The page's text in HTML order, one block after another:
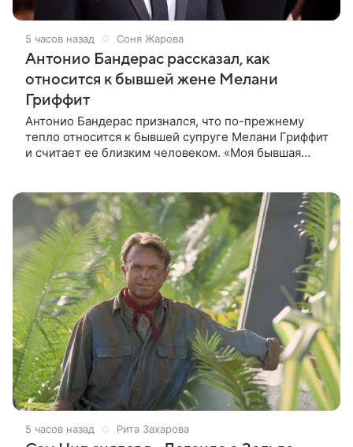
5 часов назад Соня Жарова
Антонио Бандерас рассказал, как
относится к бывшей жене Мелани
Гриффит
Антонио Бандерас признался, что по-прежнему
тепло относится к бывшей супруге Мелани Гриффит
и считает ее близким человеком. «Моя бывшая
5 часов назад Рита Захарова